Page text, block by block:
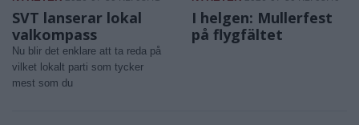
SVT lanserar lokal
valkompass
Nu blir det enklare att ta reda på
vilket lokalt parti som tycker
mest som du
I helgen: Mullerfest
på flygfältet